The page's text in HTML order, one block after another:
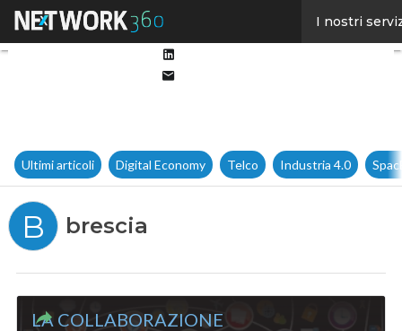
I nostri
Ultimi articoli Digital Economy Telco Industria 4.0
B brescia
LA COLLABORAZIONE